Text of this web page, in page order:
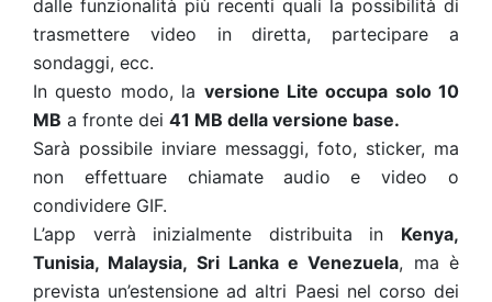
dalle funzionalità più recenti quali la possibilità di
trasmettere video in diretta, partecipare a
sondaggi, ecc.
In questo modo, la versione Lite occupa solo 10
MB a fronte dei 41 MB della versione base.
Sarà possibile inviare messaggi, foto, sticker, ma
non effettuare chiamate audio e video o
condividere GIF.
L’app verrà inizialmente distribuita in Kenya,
Tunisia, Malaysia, Sri Lanka e Venezuela, ma è
prevista un’estensione ad altri Paesi nel corso dei